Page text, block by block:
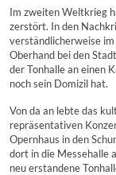
Im zweiten Weltkrieg
zerstört. In den
verständlicherweise
Oberhand bei den
der Tonhalle an einen
noch sein Domizil hat.
Von da an lebte das
repräsentativen
Opernhaus in den
dort in die Messehalle
neu erstandene